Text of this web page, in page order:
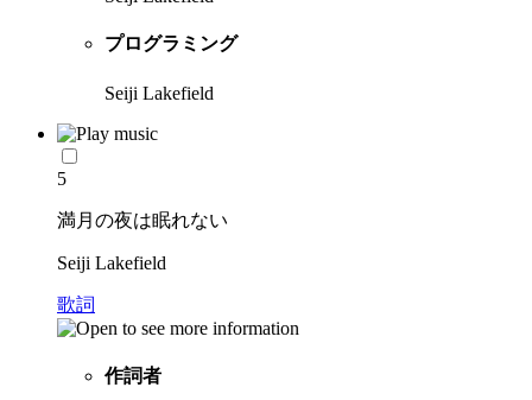
プログラミング
Seiji Lakefield
5
満月の夜は眠れない
Seiji Lakefield
歌詞
作詞者